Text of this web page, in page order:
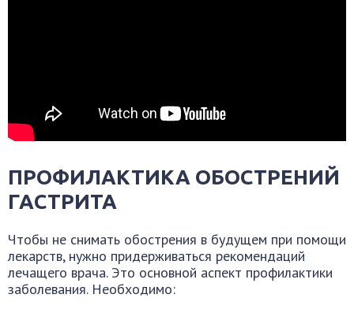
ПРОФИЛАКТИКА ОБОСТРЕНИЙ
ГАСТРИТА
Чтобы не снимать обострения в будущем при помощи
лекарств, нужно придерживаться рекомендаций
лечащего врача. Это основной аспект профилактики
заболевания. Необходимо: